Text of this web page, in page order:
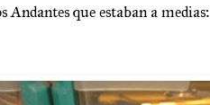
que estaban a medias: